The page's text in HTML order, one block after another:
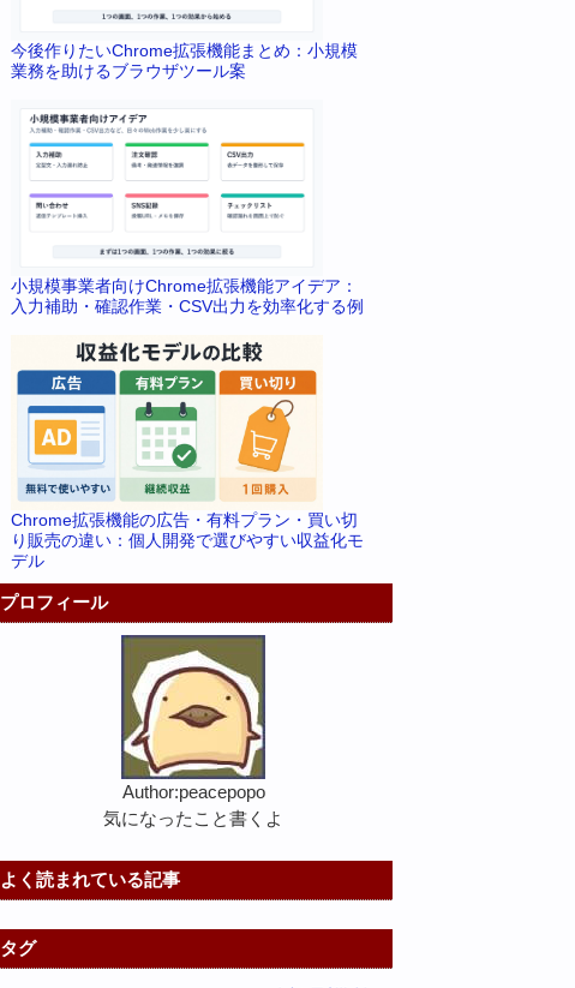
今後作りたいChrome拡張機能まとめ：小規模
業務を助けるブラウザツール案
小規模事業者向けChrome拡張機能アイデア：
入力補助・確認作業・CSV出力を効率化する例
Chrome拡張機能の広告・有料プラン・買い切
り販売の違い：個人開発で選びやすい収益化モ
デル
プロフィール
Author:peacepopo
気になったこと書くよ
よく読まれている記事
タグ